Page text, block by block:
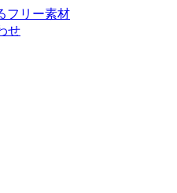
フリー素材
せ